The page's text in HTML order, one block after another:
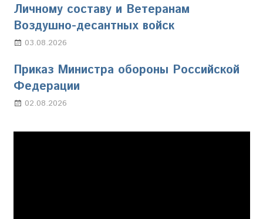
Личному составу и Ветеранам
Воздушно-десантных войск
03.08.2026
Приказ Министра обороны Российской
Федерации
02.08.2026